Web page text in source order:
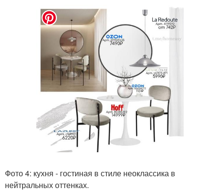
Фото 4: кухня - гостиная в стиле неоклассика в
нейтральных оттенках.